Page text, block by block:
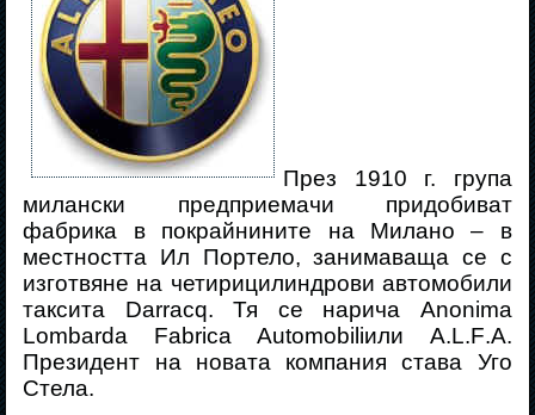
През 1910 г. група
милански предприемачи придобиват
фабрика в покрайнините на Милано – в
местността Ил Портело, занимаваща се с
изготвяне на четирицилиндрови автомобили
таксита Darraсq. Тя се нарича Anonima
Lombarda Fabrica Automobiliили A.L.F.A.
Президент на новата компания става Уго
Стела.